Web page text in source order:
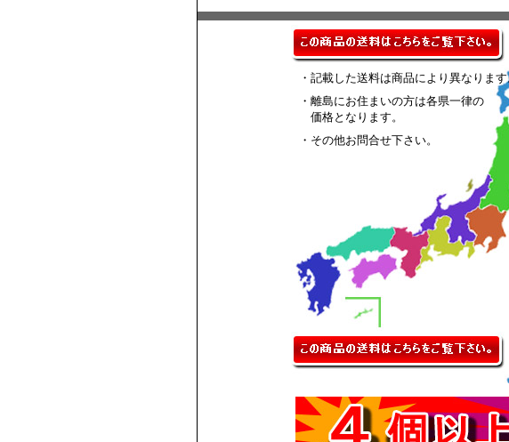
・記載した送料は商品により異なりま
・離島にお住まいの方は各県一律の
価格となります。
・その他お問合せ下さい。